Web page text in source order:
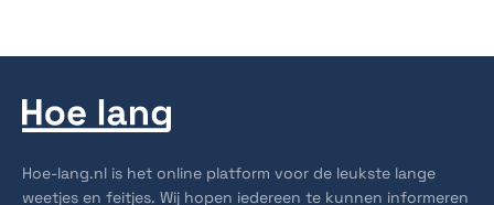
Hoe-lang.nl is het online platform voor de leukste lange
weetjes en feitjes. Wij hopen iedereen te kunnen informeren